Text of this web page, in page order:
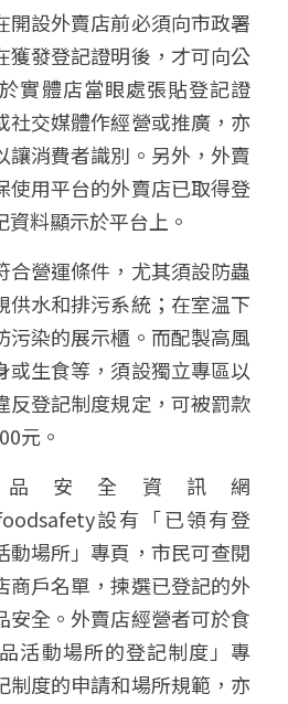
開設外賣店前必須向市政署
獲發登記證明後，才可向公
實體店當眼處張貼登記證
社交媒體作經營或推廣，亦
讓消費者識別。另外，外賣
使用平台的外賣店已取得登
料顯示於平台上。
合營運條件，尤其須設防蟲
供水和排污系統；在室温下
污染的展示櫃。而配製高風
或生食等，須設獨立專區以
反登記制度規定，可被罰款
元。
安全資訊網
設有「已領有登
動場所」專頁，市民可查閱
商戶名單，揀選已登記的外
安全。外賣店經營者可於食
活動場所的登記制度」專
制度的申請和場所規範，亦